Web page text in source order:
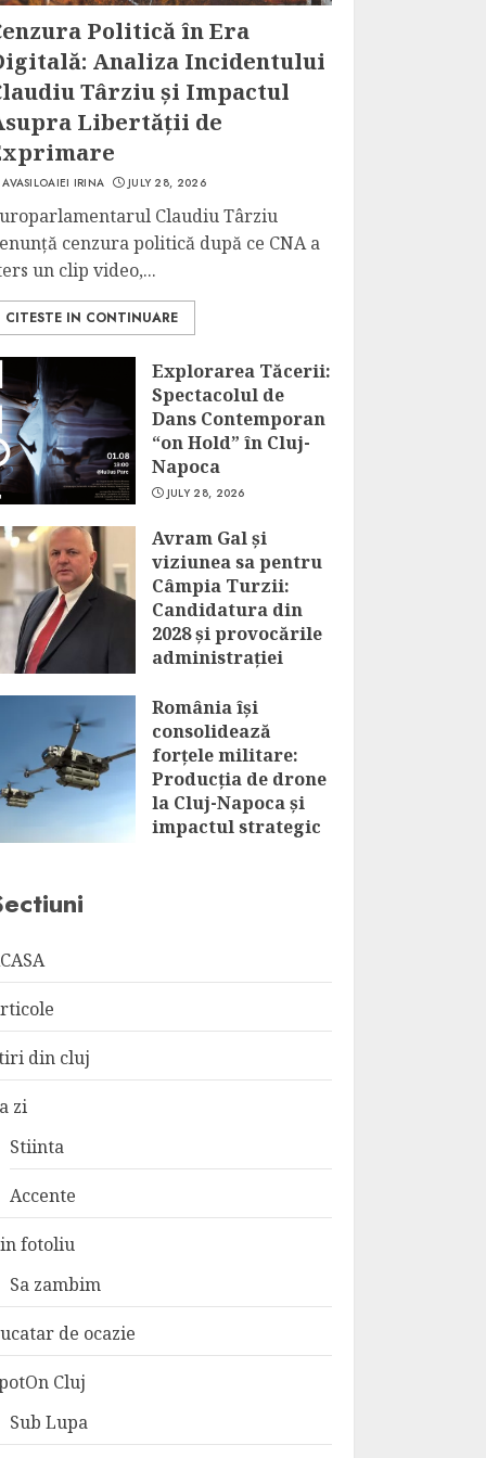
Politică în Era
Analiza Incidentului
Târziu și Impactul
Libertății de
AVASILOAIEI IRINA JULY 28, 2026
Claudiu Târziu
cenzura politică după ce CNA a
un clip video,...
CITESTE IN CONTINUARE
Explorarea Tăcerii:
Spectacolul de
Dans Contemporan
“on Hold” în Cluj-
Napoca
JULY 28, 2026
Avram Gal și
viziunea sa pentru
Câmpia Turzii:
Candidatura din
2028 și provocările
administrației
JULY 28, 2026
România își
consolidează
forțele militare:
Producția de drone
la Cluj-Napoca și
impactul strategic
din cluj
zi
Stiinta
Accente
fotoliu
Sa zambim
de ocazie
Cluj
Sub Lupa